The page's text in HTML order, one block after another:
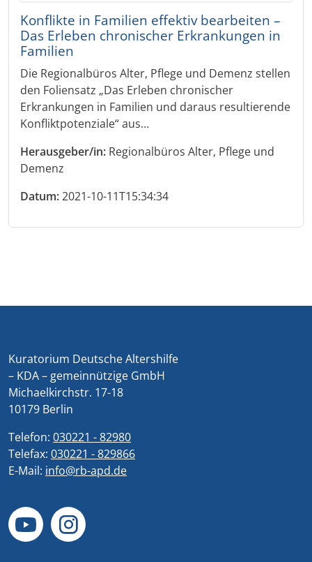
Konflikte in Familien effektiv bearbeiten –
Das Erleben chronischer Erkrankungen in
Familien
Die Regionalbüros Alter, Pflege und Demenz stellen
den Foliensatz „Das Erleben chronischer
Erkrankungen in Familien und daraus resultierende
Konfliktpotenziale“ aus…
Herausgeber/in: Regionalbüros Alter, Pflege und
Demenz
Datum:2021-10-11T15:34:34
Kuratorium Deutsche Altershilfe
– KDA – gemeinnützige GmbH
Michaelkirchstr. 17-18
10179 Berlin
Telefon: 030221 - 82980
Telefax: 030221 - 829866
E-Mail: info@rb-apd.de